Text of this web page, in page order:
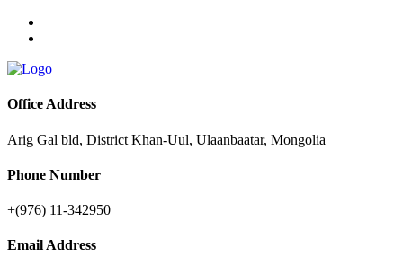
Office Address
Arig Gal bld, District Khan-Uul, Ulaanbaatar, Mongolia
Phone Number
+(976) 11-342950
Email Address